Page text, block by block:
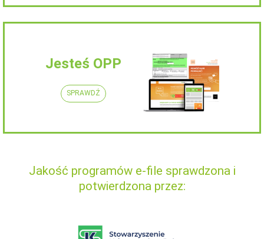
Jesteś OPP
SPRAWDŹ
Jakość programów e-file sprawdzona i
potwierdzona przez: